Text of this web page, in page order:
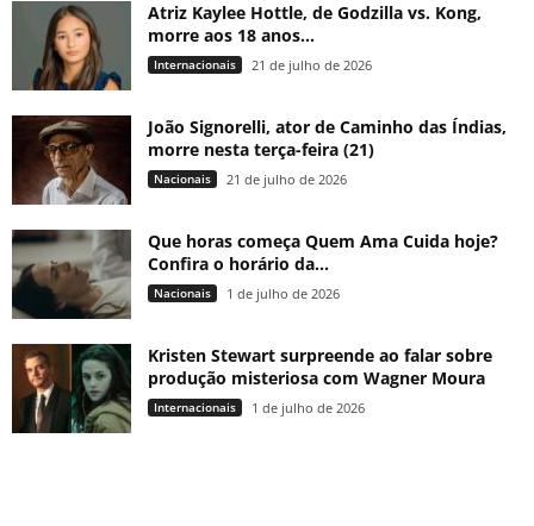
Atriz Kaylee Hottle, de Godzilla vs. Kong,
morre aos 18 anos...
Internacionais 21 de julho de 2026
João Signorelli, ator de Caminho das Índias,
morre nesta terça-feira (21)
Nacionais 21 de julho de 2026
Que horas começa Quem Ama Cuida hoje?
Confira o horário da...
Nacionais 1 de julho de 2026
Kristen Stewart surpreende ao falar sobre
produção misteriosa com Wagner Moura
Internacionais 1 de julho de 2026